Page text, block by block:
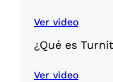
Ver video
¿Qué es
Ver video